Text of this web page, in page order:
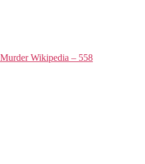
Wikipedia – 558